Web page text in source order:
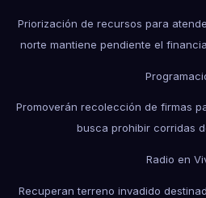
Priorización de recursos para
norte mantiene pendiente el
Promoverán recolección de firmas
busca prohibir corridas
Radio en
Recuperan terreno invadido